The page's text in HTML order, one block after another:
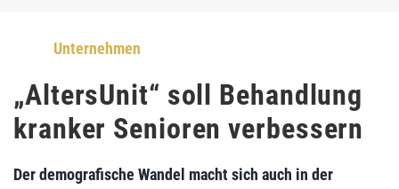
Unternehmen
„AltersUnit“ soll Behandlung
kranker Senioren verbessern
Der demografische Wandel macht sich auch in der